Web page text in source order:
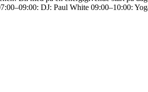
DJ: Paul White